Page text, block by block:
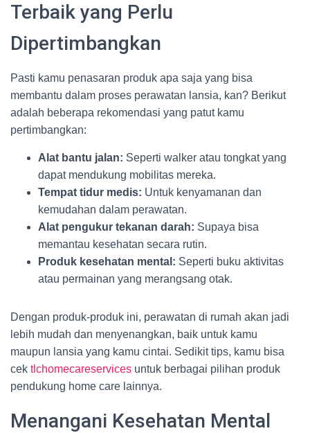
Terbaik yang Perlu
Dipertimbangkan
Pasti kamu penasaran produk apa saja yang bisa
membantu dalam proses perawatan lansia, kan? Berikut
adalah beberapa rekomendasi yang patut kamu
pertimbangkan:
Alat bantu jalan: Seperti walker atau tongkat yang
dapat mendukung mobilitas mereka.
Tempat tidur medis: Untuk kenyamanan dan
kemudahan dalam perawatan.
Alat pengukur tekanan darah: Supaya bisa
memantau kesehatan secara rutin.
Produk kesehatan mental: Seperti buku aktivitas
atau permainan yang merangsang otak.
Dengan produk-produk ini, perawatan di rumah akan jadi
lebih mudah dan menyenangkan, baik untuk kamu
maupun lansia yang kamu cintai. Sedikit tips, kamu bisa
cek tlchomecareservices untuk berbagai pilihan produk
pendukung home care lainnya.
Menangani Kesehatan Mental